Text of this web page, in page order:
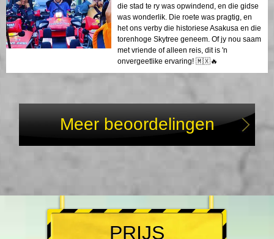
die stad te ry was opwindend, en die gidse
was wonderlik. Die roete was pragtig, en
het ons verby die historiese Asakusa en die
torenhoge Skytree geneem. Of jy nou saam
met vriende of alleen reis, dit is 'n
onvergeetlike ervaring! 🇲🇽🔥
Meer beoordelingen
PRIJS